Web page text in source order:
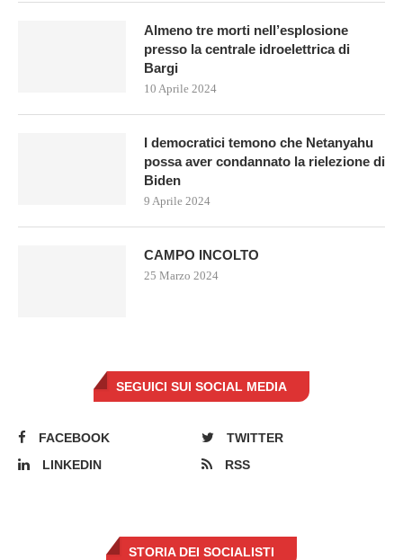
Almeno tre morti nell’esplosione
presso la centrale idroelettrica di
Bargi
10 Aprile 2024
I democratici temono che Netanyahu
possa aver condannato la rielezione di
Biden
9 Aprile 2024
CAMPO INCOLTO
25 Marzo 2024
SEGUICI SUI SOCIAL MEDIA
FACEBOOK
TWITTER
LINKEDIN
RSS
STORIA DEI SOCIALISTI